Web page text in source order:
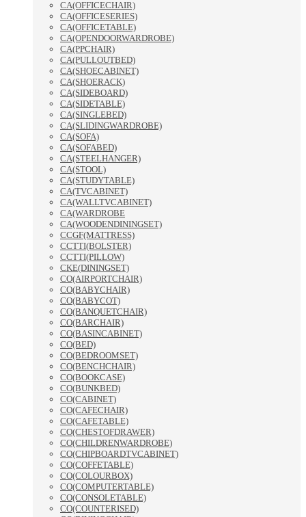
CA(OFFICECHAIR)
CA(OFFICESERIES)
CA(OFFICETABLE)
CA(OPENDOORWARDROBE)
CA(PPCHAIR)
CA(PULLOUTBED)
CA(SHOECABINET)
CA(SHOERACK)
CA(SIDEBOARD)
CA(SIDETABLE)
CA(SINGLEBED)
CA(SLIDINGWARDROBE)
CA(SOFA)
CA(SOFABED)
CA(STEELHANGER)
CA(STOOL)
CA(STUDYTABLE)
CA(TVCABINET)
CA(WALLTVCABINET)
CA(WARDROBE
CA(WOODENDININGSET)
CCGF(MATTRESS)
CCTTI(BOLSTER)
CCTTI(PILLOW)
CKE(DININGSET)
CO(AIRPORTCHAIR)
CO(BABYCHAIR)
CO(BABYCOT)
CO(BANQUETCHAIR)
CO(BARCHAIR)
CO(BASINCABINET)
CO(BED)
CO(BEDROOMSET)
CO(BENCHCHAIR)
CO(BOOKCASE)
CO(BUNKBED)
CO(CABINET)
CO(CAFECHAIR)
CO(CAFETABLE)
CO(CHESTOFDRAWER)
CO(CHILDRENWARDROBE)
CO(CHIPBOARDTVCABINET)
CO(COFFETABLE)
CO(COLOURBOX)
CO(COMPUTERTABLE)
CO(CONSOLETABLE)
CO(COUNTERISED)